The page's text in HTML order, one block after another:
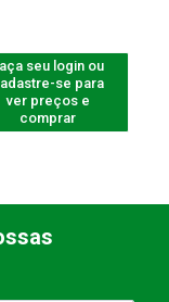
seu login ou
se para
ver preços e
comprar